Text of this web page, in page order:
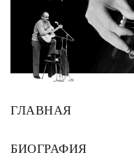
ГЛАВНАЯ
БИОГРАФИЯ